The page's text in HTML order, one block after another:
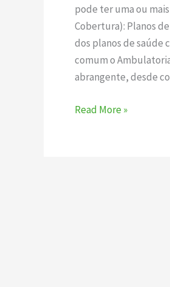
pode ter uma ou
Cobertura): Planos
dos planos de saúde
comum o
abrangente, desde
Planos
de
Saúde
segmentações?
Read More »